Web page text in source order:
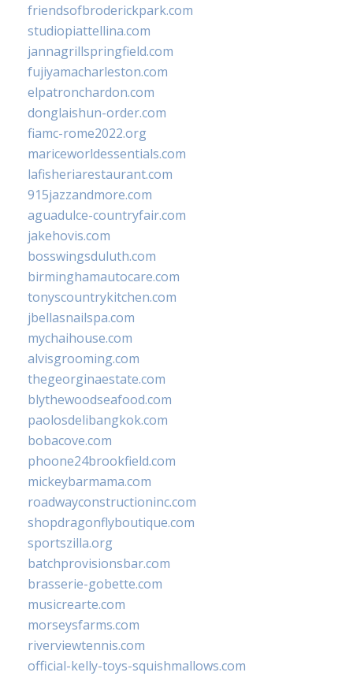
friendsofbroderickpark.com
studiopiattellina.com
jannagrillspringfield.com
fujiyamacharleston.com
elpatronchardon.com
donglaishun-order.com
fiamc-rome2022.org
mariceworldessentials.com
lafisheriarestaurant.com
915jazzandmore.com
aguadulce-countryfair.com
jakehovis.com
bosswingsduluth.com
birminghamautocare.com
tonyscountrykitchen.com
jbellasnailspa.com
mychaihouse.com
alvisgrooming.com
thegeorginaestate.com
blythewoodseafood.com
paolosdelibangkok.com
bobacove.com
phoone24brookfield.com
mickeybarmama.com
roadwayconstructioninc.com
shopdragonflyboutique.com
sportszilla.org
batchprovisionsbar.com
brasserie-gobette.com
musicrearte.com
morseysfarms.com
riverviewtennis.com
official-kelly-toys-squishmallows.com